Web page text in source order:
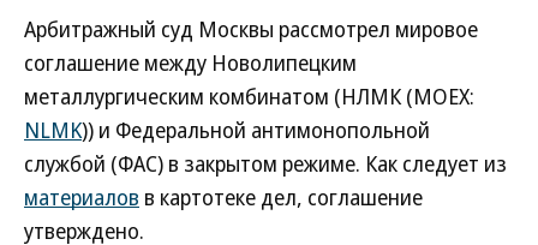
Арбитражный суд Москвы рассмотрел мировое
соглашение между Новолипецким
металлургическим комбинатом (НЛМК (MOEX:
NLMK)) и Федеральной антимонопольной
службой (ФАС) в закрытом режиме. Как следует из
материалов в картотеке дел, соглашение
утверждено.